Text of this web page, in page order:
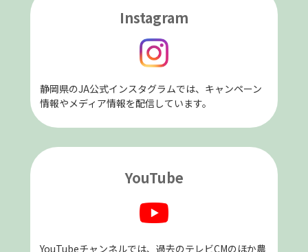
Instagram
静岡県のJA公式インスタグラムでは、キャンペーン
情報やメディア情報を配信しています。
YouTube
YouTubeチャンネルでは、過去のテレビCMのほか農